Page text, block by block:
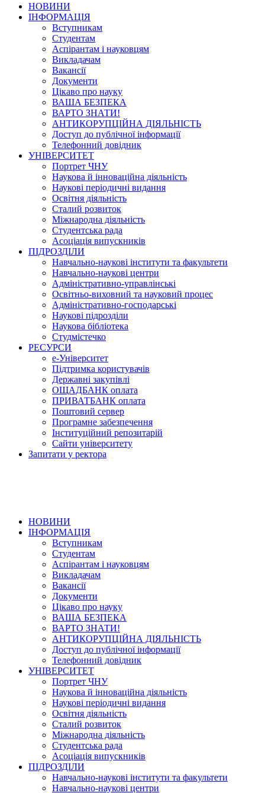
НОВИНИ
ІНФОРМАЦІЯ
Вступникам
Студентам
Аспірантам і науковцям
Викладачам
Вакансії
Документи
Цікаво про науку
ВАША БЕЗПЕКА
ВАРТО ЗНАТИ!
АНТИКОРУПЦІЙНА ДІЯЛЬНІСТЬ
Доступ до публічної інформації
Телефонний довідник
УНІВЕРСИТЕТ
Портрет ЧНУ
Наукова й інноваційна діяльність
Наукові періодичні видання
Освітня діяльність
Сталий розвиток
Міжнародна діяльність
Студентська рада
Асоціація випускників
ПІДРОЗДІЛИ
Навчально-наукові інститути та факультети
Навчально-наукові центри
Адміністративно-управлінські
Освітньо-виховний та науковий процес
Адміністративно-господарські
Наукові підрозділи
Наукова бібліотека
Студмістечко
РЕСУРСИ
е-Університет
Підтримка користувачів
Державні закупівлі
ОЩАДБАНК оплата
ПРИВАТБАНК оплата
Поштовий сервер
Програмне забезпечення
Інституційний репозитарій
Сайти університету
Запитати у ректора
НОВИНИ
ІНФОРМАЦІЯ
Вступникам
Студентам
Аспірантам і науковцям
Викладачам
Вакансії
Документи
Цікаво про науку
ВАША БЕЗПЕКА
ВАРТО ЗНАТИ!
АНТИКОРУПЦІЙНА ДІЯЛЬНІСТЬ
Доступ до публічної інформації
Телефонний довідник
УНІВЕРСИТЕТ
Портрет ЧНУ
Наукова й інноваційна діяльність
Наукові періодичні видання
Освітня діяльність
Сталий розвиток
Міжнародна діяльність
Студентська рада
Асоціація випускників
ПІДРОЗДІЛИ
Навчально-наукові інститути та факультети
Навчально-наукові центри